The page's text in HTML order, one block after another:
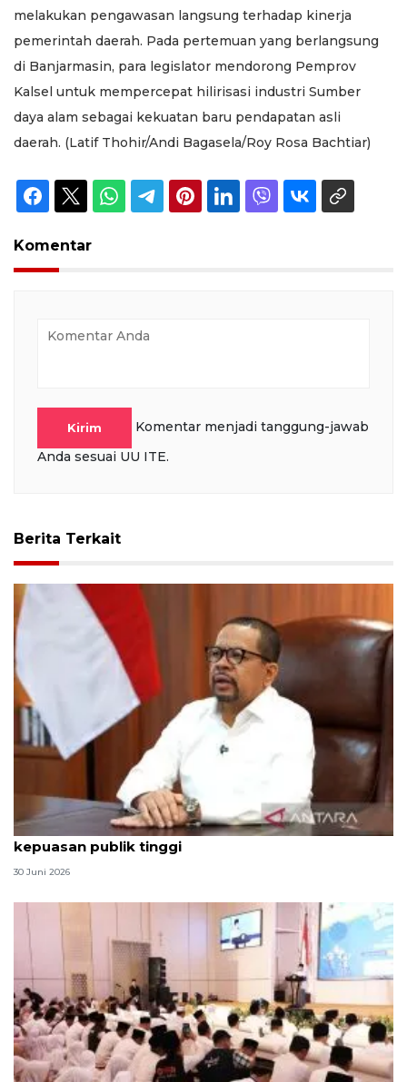
melakukan pengawasan langsung terhadap kinerja
pemerintah daerah. Pada pertemuan yang berlangsung
di Banjarmasin, para legislator mendorong Pemprov
Kalsel untuk mempercepat hilirisasi industri Sumber
daya alam sebagai kekuatan baru pendapatan asli
daerah. (Latif Thohir/Andi Bagasela/Roy Rosa Bachtiar)
Komentar
Kirim
Komentar menjadi tanggung-jawab
Anda sesuai UU ITE.
Berita Terkait
Qodari: Pemerintah tak puas diri meski tingkat
kepuasan publik tinggi
30 Juni 2026